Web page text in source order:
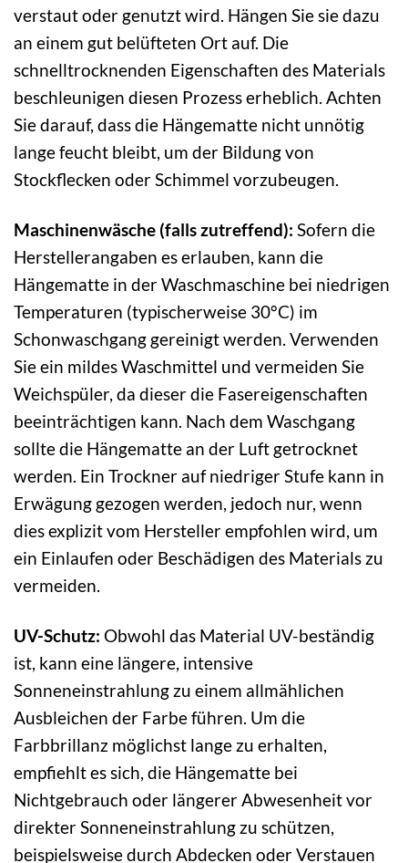
verstaut oder genutzt wird. Hängen Sie sie dazu
an einem gut belüfteten Ort auf. Die
schnelltrocknenden Eigenschaften des Materials
beschleunigen diesen Prozess erheblich. Achten
Sie darauf, dass die Hängematte nicht unnötig
lange feucht bleibt, um der Bildung von
Stockflecken oder Schimmel vorzubeugen.
Maschinenwäsche (falls zutreffend): Sofern die
Herstellerangaben es erlauben, kann die
Hängematte in der Waschmaschine bei niedrigen
Temperaturen (typischerweise 30°C) im
Schonwaschgang gereinigt werden. Verwenden
Sie ein mildes Waschmittel und vermeiden Sie
Weichspüler, da dieser die Fasereigenschaften
beeinträchtigen kann. Nach dem Waschgang
sollte die Hängematte an der Luft getrocknet
werden. Ein Trockner auf niedriger Stufe kann in
Erwägung gezogen werden, jedoch nur, wenn
dies explizit vom Hersteller empfohlen wird, um
ein Einlaufen oder Beschädigen des Materials zu
vermeiden.
UV-Schutz: Obwohl das Material UV-beständig
ist, kann eine längere, intensive
Sonneneinstrahlung zu einem allmählichen
Ausbleichen der Farbe führen. Um die
Farbbrillanz möglichst lange zu erhalten,
empfiehlt es sich, die Hängematte bei
Nichtgebrauch oder längerer Abwesenheit vor
direkter Sonneneinstrahlung zu schützen,
beispielsweise durch Abdecken oder Verstauen